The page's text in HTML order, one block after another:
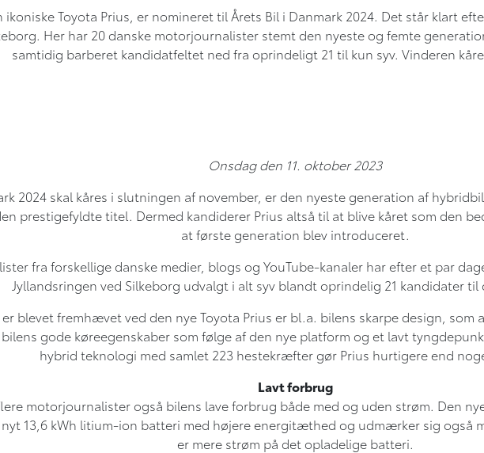
Toyota Prius, er nomineret til Årets Bil i Danmark 2024. Det står klart
Her har 20 danske motorjournalister stemt den nyeste og femte
samtidig barberet kandidatfeltet ned fra oprindeligt 21 til kun syv. Vinderen
Onsdag den 11. oktober 2023
2024 skal kåres i slutningen af november, er den nyeste generation af
prestigefyldte titel. Dermed kandiderer Prius altså til at blive kåret som den
at første generation blev introduceret.
fra forskellige danske medier, blogs og YouTube-kanaler har efter et par
Jyllandsringen ved Silkeborg udvalgt i alt syv blandt oprindelig 21 kandidater til
blevet fremhævet ved den nye Toyota Prius er bl.a. bilens skarpe design, som
gode køreegenskaber som følge af den nye platform og et lavt
hybrid teknologi med samlet 223 hestekræfter gør Prius hurtigere end
Lavt forbrug
motorjournalister også bilens lave forbrug både med og uden strøm. Den
13,6 kWh litium-ion batteri med højere energitæthed og udmærker sig også
er mere strøm på det opladelige batteri.